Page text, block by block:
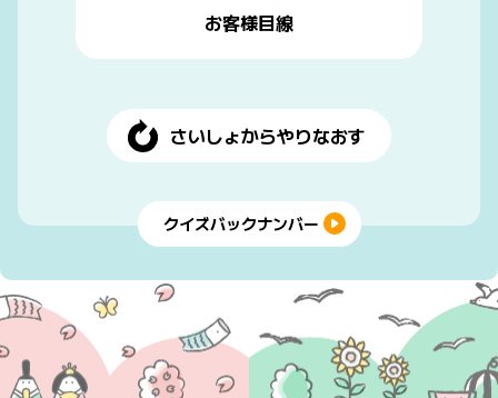
お客様目線
さいしょからやりなおす
クイズバックナンバー